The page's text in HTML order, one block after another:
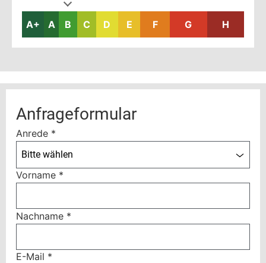
A+ A B C D E F G H
Anfrageformular
Anrede *
Bitte wählen
Vorname *
Nachname *
E-Mail *